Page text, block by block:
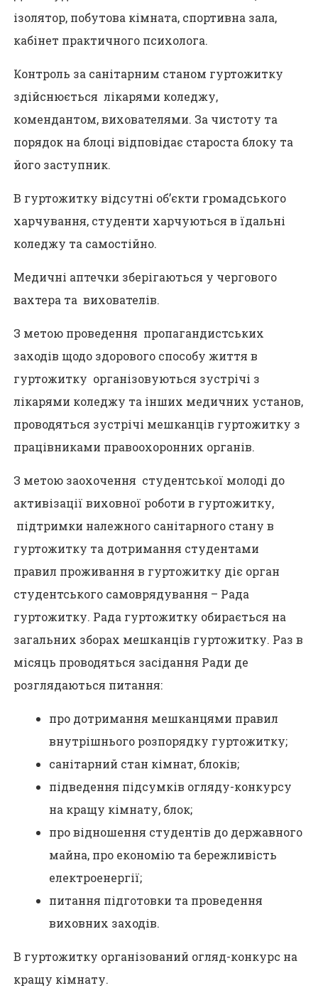
ізолятор, побутова кімната, спортивна зала,
кабінет практичного психолога.
Контроль за санітарним станом гуртожитку
здійснюється лікарями коледжу,
комендантом, вихователями. За чистоту та
порядок на блоці відповідає староста блоку та
його заступник.
В гуртожитку відсутні об’єкти громадського
харчування, студенти харчуються в їдальні
коледжу та самостійно.
Медичні аптечки зберігаються у чергового
вахтера та вихователів.
З метою проведення пропагандистських
заходів щодо здорового способу життя в
гуртожитку організовуються зустрічі з
лікарями коледжу та інших медичних установ,
проводяться зустрічі мешканців гуртожитку з
працівниками правоохоронних органів.
З метою заохочення студентської молоді до
активізації виховної роботи в гуртожитку,
підтримки належного санітарного стану в
гуртожитку та дотримання студентами
правил проживання в гуртожитку діє орган
студентського самоврядування – Рада
гуртожитку. Рада гуртожитку обирається на
загальних зборах мешканців гуртожитку. Раз в
місяць проводяться засідання Ради де
розглядаються питання:
про дотримання мешканцями правил
внутрішнього розпорядку гуртожитку;
санітарний стан кімнат, блоків;
підведення підсумків огляду-конкурсу
на кращу кімнату, блок;
про відношення студентів до державного
майна, про економію та бережливість
електроенергії;
питання підготовки та проведення
виховних заходів.
В гуртожитку організований огляд-конкурс на
кращу кімнату.